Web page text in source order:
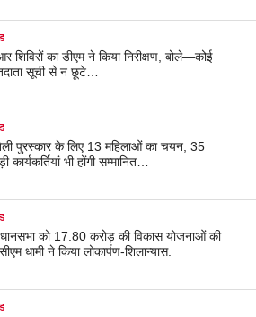
शिविरों का डीएम ने किया निरीक्षण, बोले—कोई
सूची से न छूटे…
पुरस्कार के लिए 13 महिलाओं का चयन, 35
कार्यकर्तियां भी होंगी सम्मानित…
को 17.80 करोड़ की विकास योजनाओं की
धामी ने किया लोकार्पण-शिलान्यास.